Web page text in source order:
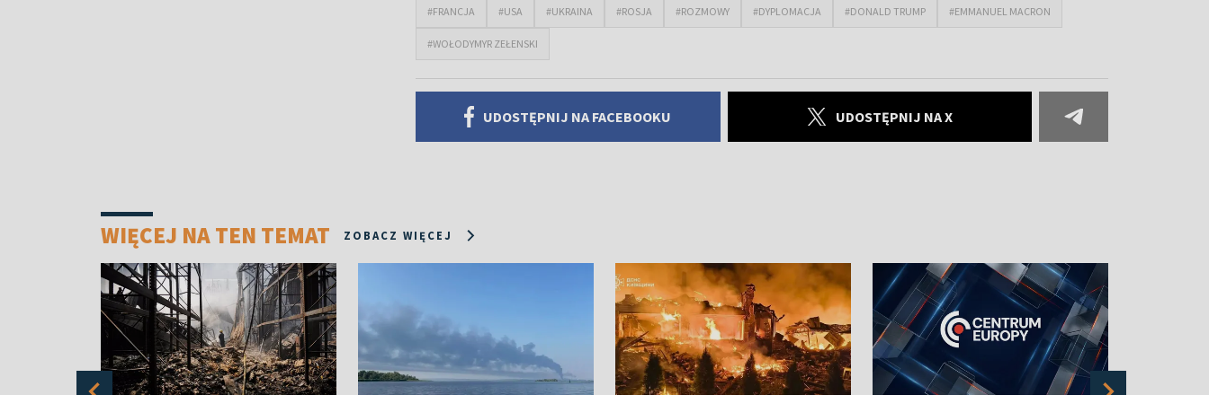
#FRANCJA #USA #UKRAINA #ROSJA #ROZMOWY #DYPLOMACJA #DONALD TRUMP #EMMANUEL MACRON
#WOŁODYMYR ZEŁENSKI
UDOSTĘPNIJ NA FACEBOOKU UDOSTĘPNIJ NA X
WIĘCEJ NA TEN TEMAT ZOBACZ WIĘCEJ